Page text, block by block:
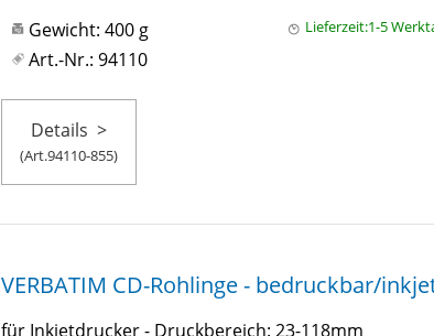
Gewicht: 400 g Lieferzeit:1-5
Art.-Nr.: 94110
Details >
(Art.94110-855)
VERBATIM CD-Rohlinge - bedruckbar/
für Inkjetdrucker - Druckbereich: 23-118mm